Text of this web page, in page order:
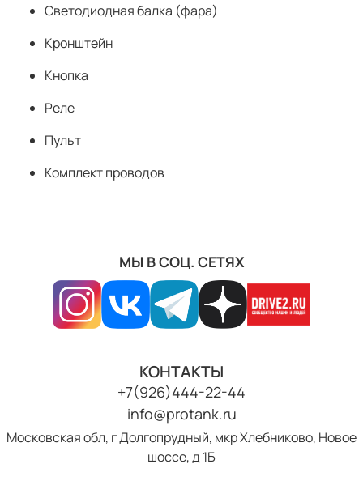
Светодиодная балка (фара)
Кронштейн
Кнопка
Реле
Пульт
Комплект проводов
МЫ В СОЦ. СЕТЯХ
КОНТАКТЫ
+7(926)444-22-44
info@protank.ru
Московская обл, г Долгопрудный, мкр Хлебниково, Новое
шоссе, д 1Б